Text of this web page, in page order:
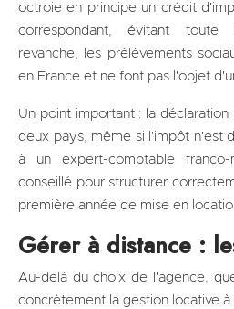
octroie en principe un crédit
correspondant, évitant toute
revanche, les prélèvements
en France et ne font pas l'objet
Un point important : la
deux pays, même si l'impôt n'est
à un expert-comptable
conseillé pour structurer
première année de mise en
Gérer à distance :
Au-delà du choix de l'agence,
concrètement la gestion locative à